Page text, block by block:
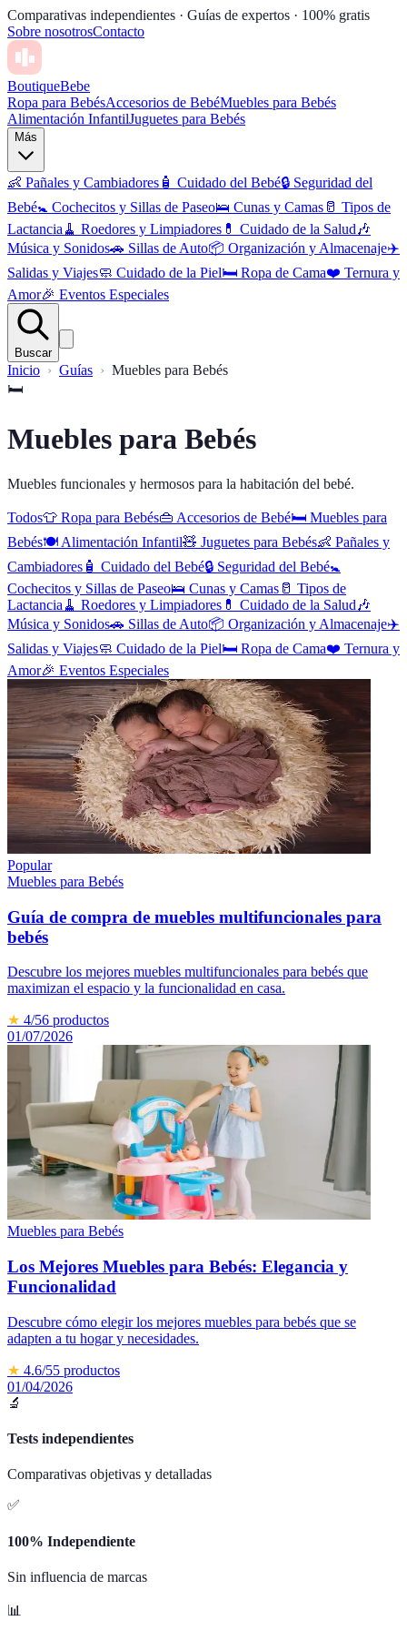
Comparativas independientes · Guías de expertos · 100% gratis
Sobre nosotrosContacto
BoutiqueBebe
Ropa para BebésAccesorios de BebéMuebles para Bebés
Alimentación InfantilJuguetes para Bebés
Más
👶 Pañales y Cambiadores 🧴 Cuidado del Bebé🔒 Seguridad del
Bebé🚼 Cochecitos y Sillas de Paseo🛌 Cunas y Camas 🥛 Tipos de
Lactancia 🧹 Roedores y Limpiadores 💊 Cuidado de la Salud 🎶
Música y Sonidos🚗 Sillas de Auto📦 Organización y Almacenaje✈️
Salidas y Viajes🧼 Cuidado de la Piel🛏️ Ropa de Cama❤️ Ternura y
Amor🎉 Eventos Especiales
Buscar
Inicio Guías
Muebles para Bebés
🛏️
Muebles para Bebés
Muebles funcionales y hermosos para la habitación del bebé.
Todos👕 Ropa para Bebés👜 Accesorios de Bebé🛏️ Muebles para
Bebés🍽️ Alimentación Infantil🧸 Juguetes para Bebés👶 Pañales y
Cambiadores 🧴 Cuidado del Bebé🔒 Seguridad del Bebé🚼
Cochecitos y Sillas de Paseo🛌 Cunas y Camas 🥛 Tipos de
Lactancia 🧹 Roedores y Limpiadores 💊 Cuidado de la Salud 🎶
Música y Sonidos🚗 Sillas de Auto📦 Organización y Almacenaje✈️
Salidas y Viajes🧼 Cuidado de la Piel🛏️ Ropa de Cama❤️ Ternura y
Amor🎉 Eventos Especiales
Popular
Muebles para Bebés
Guía de compra de muebles multifuncionales para
bebés
Descubre los mejores muebles multifuncionales para bebés que
maximizan el espacio y la funcionalidad en casa.
★ 4/56 productos
01/07/2026
Muebles para Bebés
Los Mejores Muebles para Bebés: Elegancia y
Funcionalidad
Descubre cómo elegir los mejores muebles para bebés que se
adapten a tu hogar y necesidades.
★ 4.6/55 productos
01/04/2026
🔬
Tests independientes
Comparativas objetivas y detalladas
✅
100% Independiente
Sin influencia de marcas
📊